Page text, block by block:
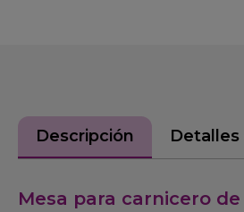
Descripción Detalles
Mesa para carnicero